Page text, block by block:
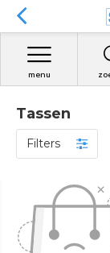
menu
Tassen
Filters